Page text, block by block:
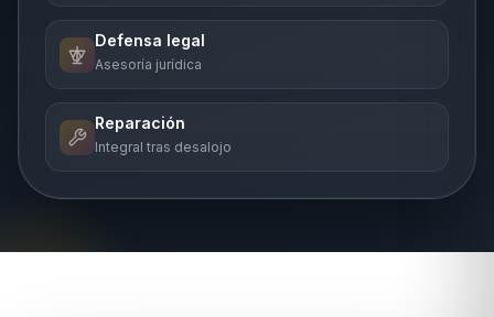
Defensa legal
Asesoría jurídica
Reparación
Integral tras desalojo